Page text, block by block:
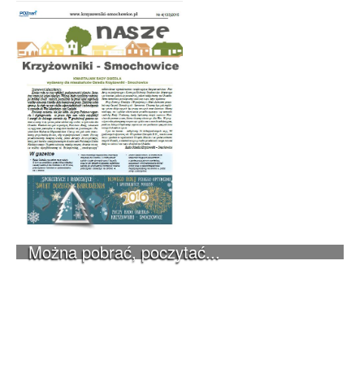
Można pobrać, poczytać...